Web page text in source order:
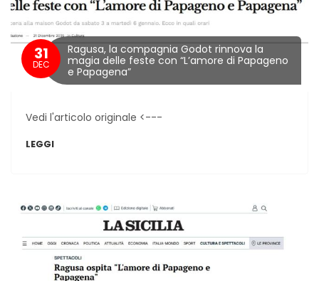
31
DEC
Ragusa, la compagnia Godot rinnova la
magia delle feste con “L’amore di Papageno
e Papagena”
Vedi l'articolo originale <---
LEGGI